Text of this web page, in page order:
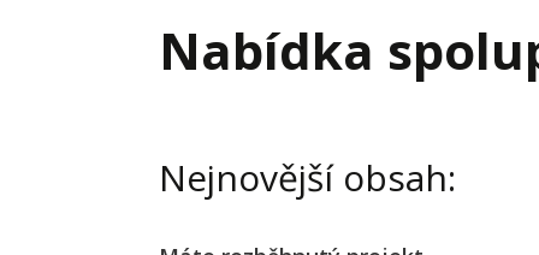
Interim management
Krizové řízení firmy
Nabídka
Nejnovější obsah: